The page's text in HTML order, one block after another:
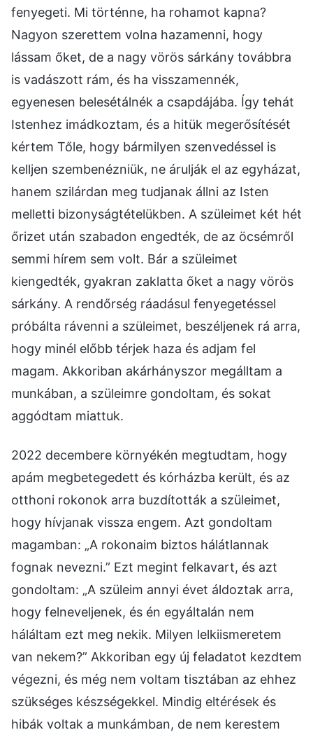
fenyegeti. Mi történne, ha rohamot kapna?
Nagyon szerettem volna hazamenni, hogy
lássam őket, de a nagy vörös sárkány továbbra
is vadászott rám, és ha visszamennék,
egyenesen belesétálnék a csapdájába. Így tehát
Istenhez imádkoztam, és a hitük megerősítését
kértem Tőle, hogy bármilyen szenvedéssel is
kelljen szembenézniük, ne árulják el az egyházat,
hanem szilárdan meg tudjanak állni az Isten
melletti bizonyságtételükben. A szüleimet két hét
őrizet után szabadon engedték, de az öcsémről
semmi hírem sem volt. Bár a szüleimet
kiengedték, gyakran zaklatta őket a nagy vörös
sárkány. A rendőrség ráadásul fenyegetéssel
próbálta rávenni a szüleimet, beszéljenek rá arra,
hogy minél előbb térjek haza és adjam fel
magam. Akkoriban akárhányszor megálltam a
munkában, a szüleimre gondoltam, és sokat
aggódtam miattuk.
2022 decembere környékén megtudtam, hogy
apám megbetegedett és kórházba került, és az
otthoni rokonok arra buzdították a szüleimet,
hogy hívjanak vissza engem. Azt gondoltam
magamban: „A rokonaim biztos hálátlannak
fognak nevezni.” Ezt megint felkavart, és azt
gondoltam: „A szüleim annyi évet áldoztak arra,
hogy felneveljenek, és én egyáltalán nem
háláltam ezt meg nekik. Milyen lelkiismeretem
van nekem?” Akkoriban egy új feladatot kezdtem
végezni, és még nem voltam tisztában az ehhez
szükséges készségekkel. Mindig eltérések és
hibák voltak a munkámban, de nem kerestem